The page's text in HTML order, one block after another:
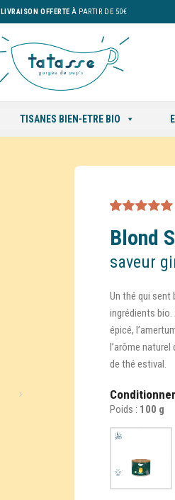
LIVRAISON OFFERTE À PARTIR DE 50€
TISANES BIEN-ETRE BIO
5 basé sur
notations
client
Blond
saveur
Un thé qui sent
ingrédients bio.
épicé,
l’arôme
de thé estival.
Poids : 100 g